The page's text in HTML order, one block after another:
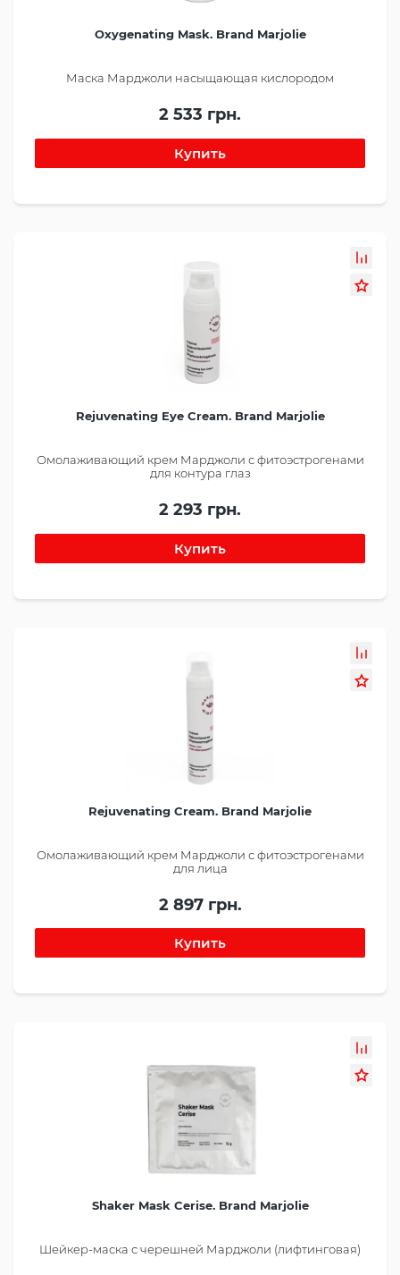
Oxygenating Mask. Brand Marjolie
Маска Марджоли насыщающая кислородом
2 533 грн.
Rejuvenating Eye Cream. Brand Marjolie
Омолаживающий крем Марджоли с фитоэстрогенами
для контура глаз
2 293 грн.
Rejuvenating Cream. Brand Marjolie
Омолаживающий крем Марджоли с фитоэстрогенами
для лица
2 897 грн.
Shaker Mask Cerise. Brand Marjolie
Шейкер-маска с черешней Марджоли (лифтинговая)